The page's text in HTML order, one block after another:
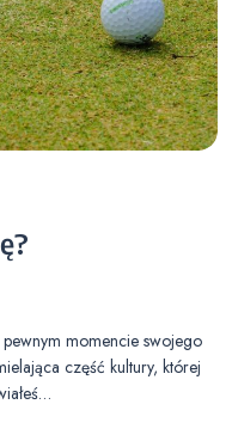
momencie swojego
część kultury, której